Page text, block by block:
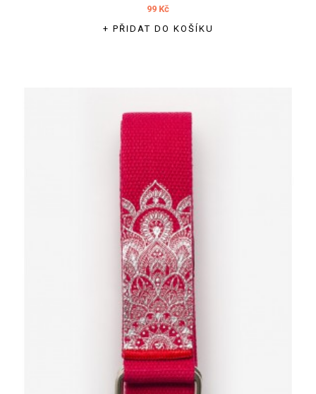
99 Kč
+ PŘIDAT DO KOŠÍKU